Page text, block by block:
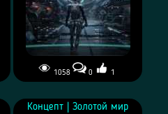
1058 0 1
Концепт | Золотой мир